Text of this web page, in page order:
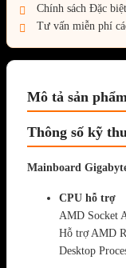
Chính sách Đặc
Tư vấn miễn phí
Mô tả sản
Thông số kỹ
Mainboard
CPU hỗ trợ
AMD Socket
Hỗ trợ AMD
Desktop